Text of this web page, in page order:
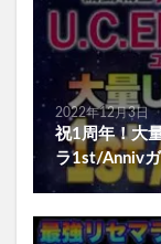
2022年12月3日
祝1周年！大
ラ1st/Anniv